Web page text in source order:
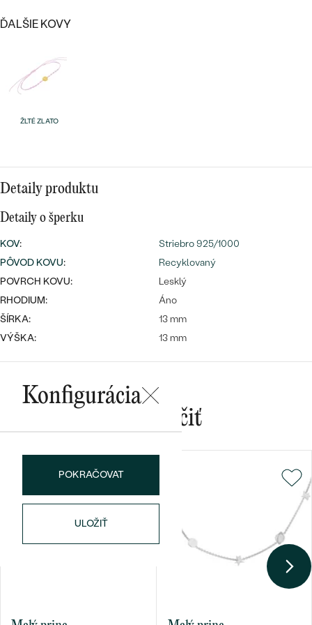
Wave kolekcia
PODĽA TVARU DRAHOKAMU
NA MIERU
DIAMANTY
Bestsellery
Personalizované
prívesky
Najpredávanejšie
prstene
ĎALŠIE KOVY
ŽLTÉ ZLATO
Detaily produktu
Detaily o šperku
KOV:
Striebro 925/1000
PÔVOD KOVU:
Recyklovaný
POVRCH KOVU:
Lesklý
RHODIUM:
Áno
ŠÍRKA:
13 mm
VÝŠKA:
13 mm
Konfigurácia
POKRAČOVAT
ULOŽIŤ
Mohlo by sa vám páčiť